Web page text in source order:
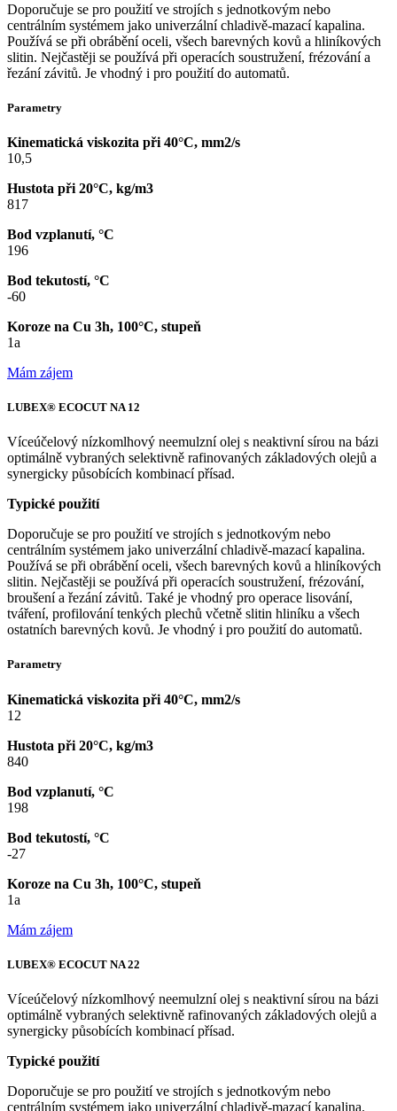
Doporučuje se pro použití ve strojích s jednotkovým nebo
centrálním systémem jako univerzální chladivě-mazací kapalina.
Používá se při obrábění oceli, všech barevných kovů a hliníkových
slitin. Nejčastěji se používá při operacích soustružení, frézování a
řezání závitů. Je vhodný i pro použití do automatů.
Parametry
Kinematická viskozita při 40°C, mm2/s
10,5
Hustota při 20°C, kg/m3
817
Bod vzplanutí, °C
196
Bod tekutostí, °C
-60
Koroze na Cu 3h, 100°C, stupeň
1a
Mám zájem
LUBEX® ECOCUT NA 12
Víceúčelový nízkomlhový neemulzní olej s neaktivní sírou na bázi
optimálně vybraných selektivně rafinovaných základových olejů a
synergicky působících kombinací přísad.
Typické použití
Doporučuje se pro použití ve strojích s jednotkovým nebo
centrálním systémem jako univerzální chladivě-mazací kapalina.
Používá se při obrábění oceli, všech barevných kovů a hliníkových
slitin. Nejčastěji se používá při operacích soustružení, frézování,
broušení a řezání závitů. Také je vhodný pro operace lisování,
tváření, profilování tenkých plechů včetně slitin hliníku a všech
ostatních barevných kovů. Je vhodný i pro použití do automatů.
Parametry
Kinematická viskozita při 40°C, mm2/s
12
Hustota při 20°C, kg/m3
840
Bod vzplanutí, °C
198
Bod tekutostí, °C
-27
Koroze na Cu 3h, 100°C, stupeň
1a
Mám zájem
LUBEX® ECOCUT NA 22
Víceúčelový nízkomlhový neemulzní olej s neaktivní sírou na bázi
optimálně vybraných selektivně rafinovaných základových olejů a
synergicky působících kombinací přísad.
Typické použití
Doporučuje se pro použití ve strojích s jednotkovým nebo
centrálním systémem jako univerzální chladivě-mazací kapalina.